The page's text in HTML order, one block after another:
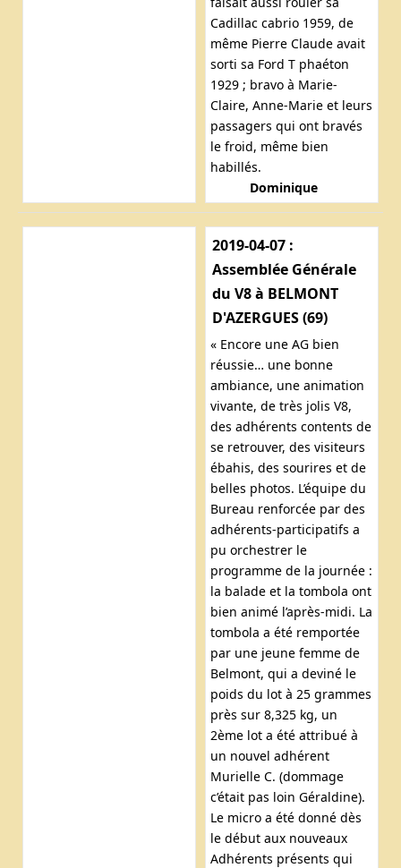
Cadillac cabrio 1959, de
même Pierre Claude avait
sorti sa Ford T phaéton
1929 ; bravo à Marie-
Claire, Anne-Marie et leurs
passagers qui ont bravés
le froid, même bien
habillés.
Dominique
2019-04-07 :
Assemblée Générale
du V8 à BELMONT
D'AZERGUES (69)
« Encore une AG bien
réussie… une bonne
ambiance, une animation
vivante, de très jolis V8,
des adhérents contents de
se retrouver, des visiteurs
ébahis, des sourires et de
belles photos. L’équipe du
Bureau renforcée par des
adhérents-participatifs a
pu orchestrer le
programme de la journée :
la balade et la tombola ont
bien animé l’après-midi. La
tombola a été remportée
par une jeune femme de
Belmont, qui a deviné le
poids du lot à 25 grammes
près sur 8,325 kg, un
2ème lot a été attribué à
un nouvel adhérent
Murielle C. (dommage
c’était pas loin Géraldine).
Le micro a été donné dès
le début aux nouveaux
Adhérents présents qui